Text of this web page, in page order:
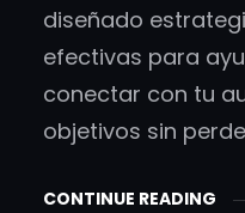
diseñado
efectivas para
conectar con tu
objetivos sin
CONTINUE READING